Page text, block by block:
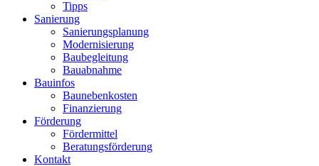
Tipps
Sanierung
Sanierungsplanung
Modernisierung
Baubegleitung
Bauabnahme
Bauinfos
Baunebenkosten
Finanzierung
Förderung
Fördermittel
Beratungsförderung
Kontakt